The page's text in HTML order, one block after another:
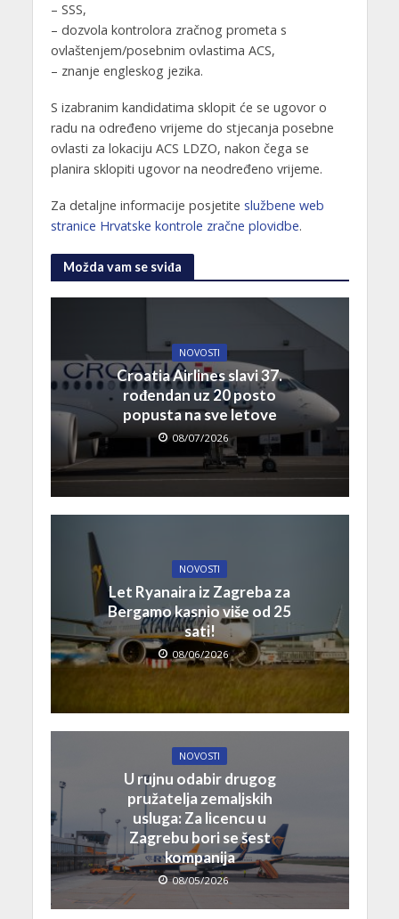
– SSS,
– dozvola kontrolora zračnog prometa s
ovlaštenjem/posebnim ovlastima ACS,
– znanje engleskog jezika.
S izabranim kandidatima sklopit će se ugovor o
radu na određeno vrijeme do stjecanja posebne
ovlasti za lokaciju ACS LDZO, nakon čega se
planira sklopiti ugovor na neodređeno vrijeme.
Za detaljne informacije posjetite službene web
stranice Hrvatske kontrole zračne plovidbe.
Možda vam se sviđa
NOVOSTI
Croatia Airlines slavi 37.
rođendan uz 20 posto
popusta na sve letove
08/07/2026
NOVOSTI
Let Ryanaira iz Zagreba za
Bergamo kasnio više od 25
sati!
08/06/2026
NOVOSTI
U rujnu odabir drugog
pružatelja zemaljskih
usluga: Za licencu u
Zagrebu bori se šest
kompanija
08/05/2026